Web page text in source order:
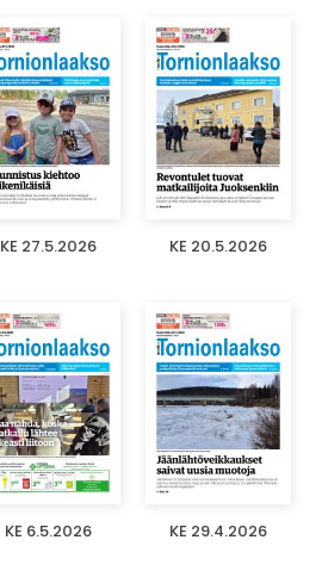
KE 27.5.2026 KE 20.5.2026
KE 6.5.2026 KE 29.4.2026